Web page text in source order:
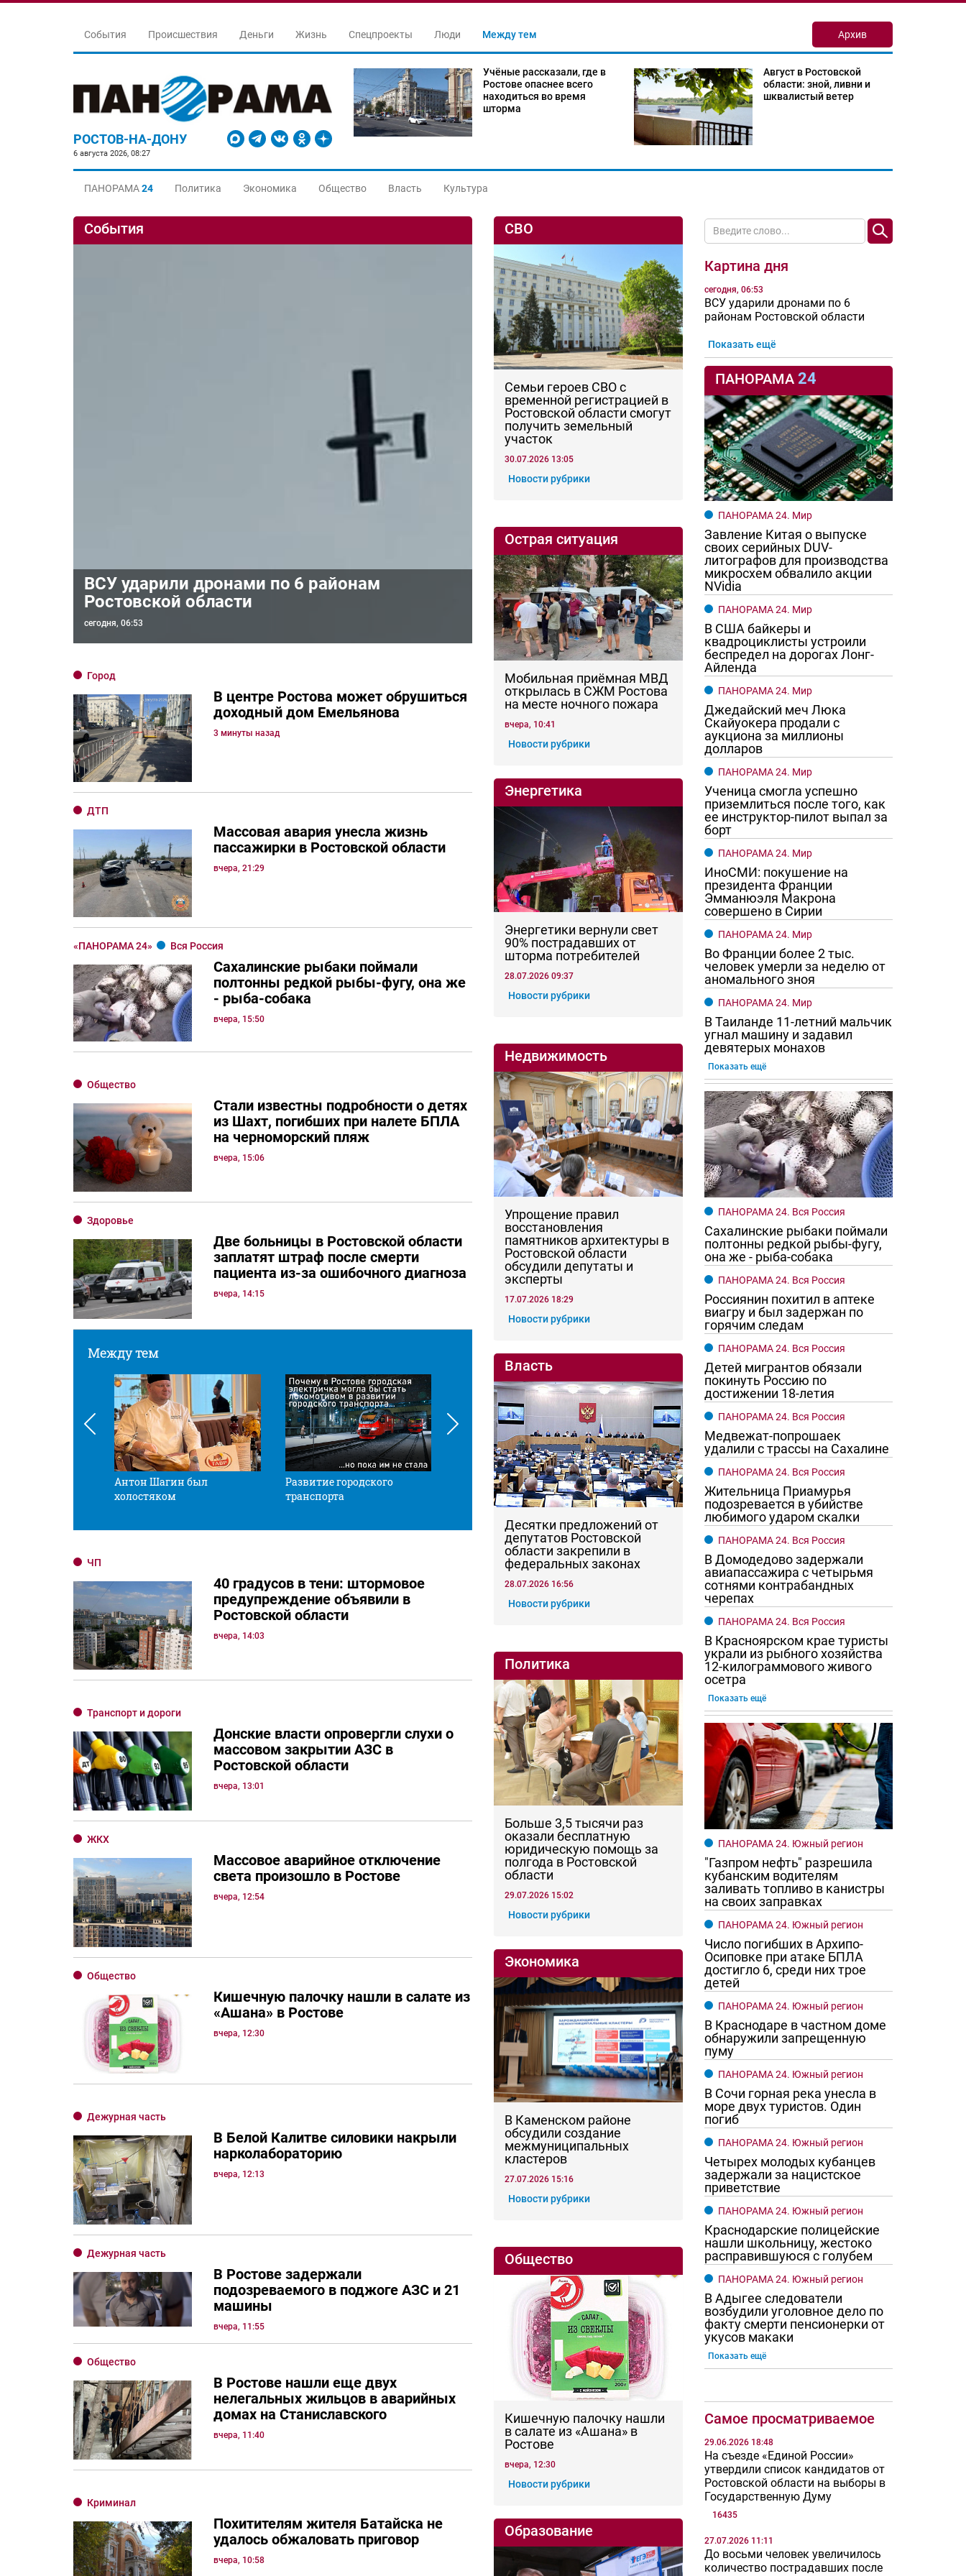
События Происшествия Деньги Жизнь Спецпроекты Люди Между тем Архив
РОСТОВ-НА-ДОНУ
6 августа 2026, 08:27
Учёные рассказали, где в
Ростове опаснее всего
находиться во время
шторма
Август в Ростовской
области: зной, ливни и
шквалистый ветер
ПАНОРАМА24 Политика Экономика Общество Власть Культура
События
ВСУ ударили дронами по 6 районам
Ростовской области
сегодня, 06:53
Город
В центре Ростова может обрушиться
доходный дом Емельянова
3 минуты назад
ДТП
Массовая авария унесла жизнь
пассажирки в Ростовской области
вчера, 21:29
«ПАНОРАМА 24» Вся Россия
Сахалинские рыбаки поймали
полтонны редкой рыбы-фугу, она же
- рыба-собака
вчера, 15:50
Общество
Стали известны подробности о детях
из Шахт, погибших при налете БПЛА
на черноморский пляж
вчера, 15:06
Здоровье
Две больницы в Ростовской области
заплатят штраф после смерти
пациента из-за ошибочного диагноза
вчера, 14:15
Между тем
Антон Шагин был
холостяком
Развитие городского
транспорта
Красной нитью Чего хотят женщины?
ЧП
40 градусов в тени: штормовое
предупреждение объявили в
Ростовской области
вчера, 14:03
Транспорт и дороги
Донские власти опровергли слухи о
массовом закрытии АЗС в
Ростовской области
вчера, 13:01
ЖКХ
Массовое аварийное отключение
света произошло в Ростове
вчера, 12:54
Общество
Кишечную палочку нашли в салате из
«Ашана» в Ростове
вчера, 12:30
Дежурная часть
В Белой Калитве силовики накрыли
нарколабораторию
вчера, 12:13
Дежурная часть
В Ростове задержали
подозреваемого в поджоге АЗС и 21
машины
вчера, 11:55
Общество
В Ростове нашли еще двух
нелегальных жильцов в аварийных
домах на Станиславского
вчера, 11:40
Криминал
Похитителям жителя Батайска не
удалось обжаловать приговор
вчера, 10:58
СВО
Семьи героев СВО с
временной регистрацией в
Ростовской области смогут
получить земельный
участок
30.07.2026 13:05
Новости рубрики
Острая ситуация
Мобильная приёмная МВД
открылась в СЖМ Ростова
на месте ночного пожара
вчера, 10:41
Новости рубрики
Энергетика
Энергетики вернули свет
90% пострадавших от
шторма потребителей
28.07.2026 09:37
Новости рубрики
Недвижимость
Упрощение правил
восстановления
памятников архитектуры в
Ростовской области
обсудили депутаты и
эксперты
17.07.2026 18:29
Новости рубрики
Власть
Десятки предложений от
депутатов Ростовской
области закрепили в
федеральных законах
28.07.2026 16:56
Новости рубрики
Политика
Больше 3,5 тысячи раз
оказали бесплатную
юридическую помощь за
полгода в Ростовской
области
29.07.2026 15:02
Новости рубрики
Экономика
В Каменском районе
обсудили создание
межмуниципальных
кластеров
27.07.2026 15:16
Новости рубрики
Общество
Кишечную палочку нашли
в салате из «Ашана» в
Ростове
вчера, 12:30
Новости рубрики
Образование
Картина дня
сегодня, 06:53
ВСУ ударили дронами по 6
районам Ростовской области
Показать ещё
ПАНОРАМА 24
ПАНОРАМА 24. Мир
Завление Китая о выпуске
своих серийных DUV-
литографов для производства
микросхем обвалило акции
NVidia
ПАНОРАМА 24. Мир
В США байкеры и
квадроциклисты устроили
беспредел на дорогах Лонг-
Айленда
ПАНОРАМА 24. Мир
Джедайский меч Люка
Скайуокера продали с
аукциона за миллионы
долларов
ПАНОРАМА 24. Мир
Ученица смогла успешно
приземлиться после того, как
ее инструктор-пилот выпал за
борт
ПАНОРАМА 24. Мир
ИноСМИ: покушение на
президента Франции
Эмманюэля Макрона
совершено в Сирии
ПАНОРАМА 24. Мир
Во Франции более 2 тыс.
человек умерли за неделю от
аномального зноя
ПАНОРАМА 24. Мир
В Таиланде 11-летний мальчик
угнал машину и задавил
девятерых монахов
Показать ещё
ПАНОРАМА 24. Вся Россия
Сахалинские рыбаки поймали
полтонны редкой рыбы-фугу,
она же - рыба-собака
ПАНОРАМА 24. Вся Россия
Россиянин похитил в аптеке
виагру и был задержан по
горячим следам
ПАНОРАМА 24. Вся Россия
Детей мигрантов обязали
покинуть Россию по
достижении 18-летия
ПАНОРАМА 24. Вся Россия
Медвежат-попрошаек
удалили с трассы на Сахалине
ПАНОРАМА 24. Вся Россия
Жительница Приамурья
подозревается в убийстве
любимого ударом скалки
ПАНОРАМА 24. Вся Россия
В Домодедово задержали
авиапассажира с четырьмя
сотнями контрабандных
черепах
ПАНОРАМА 24. Вся Россия
В Красноярском крае туристы
украли из рыбного хозяйства
12-килограммового живого
осетра
Показать ещё
ПАНОРАМА 24. Южный регион
"Газпром нефть" разрешила
кубанским водителям
заливать топливо в канистры
на своих заправках
ПАНОРАМА 24. Южный регион
Число погибших в Архипо-
Осиповке при атаке БПЛА
достигло 6, среди них трое
детей
ПАНОРАМА 24. Южный регион
В Краснодаре в частном доме
обнаружили запрещенную
пуму
ПАНОРАМА 24. Южный регион
В Сочи горная река унесла в
море двух туристов. Один
погиб
ПАНОРАМА 24. Южный регион
Четырех молодых кубанцев
задержали за нацистское
приветствие
ПАНОРАМА 24. Южный регион
Краснодарские полицейские
нашли школьницу, жестоко
расправившуюся с голубем
ПАНОРАМА 24. Южный регион
В Адыгее следователи
возбудили уголовное дело по
факту смерти пенсионерки от
укусов макаки
Показать ещё
Самое просматриваемое
29.06.2026 18:48
На съезде «Единой России»
утвердили список кандидатов от
Ростовской области на выборы в
Государственную Думу
16435
27.07.2026 11:11
До восьми человек увеличилось
количество пострадавших после